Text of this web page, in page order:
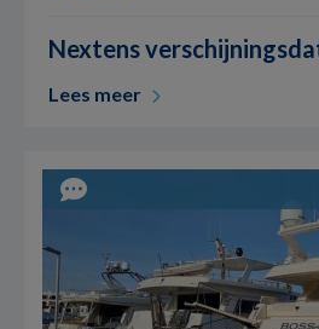
Nextens
Lees meer